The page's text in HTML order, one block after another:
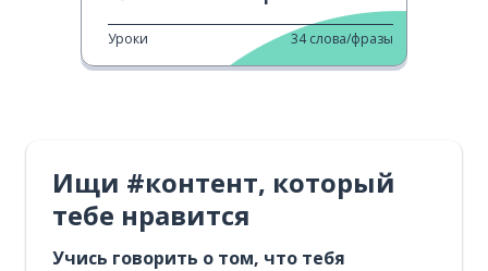
Уроки 34 слова/фразы
Ищи #контент, который
тебе нравится
Учись говорить о том, что тебя